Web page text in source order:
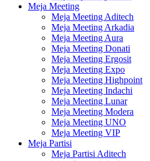
Meja Meeting
Meja Meeting Aditech
Meja Meeting Arkadia
Meja Meeting Aura
Meja Meeting Donati
Meja Meeting Ergosit
Meja Meeting Expo
Meja Meeting Highpoint
Meja Meeting Indachi
Meja Meeting Lunar
Meja Meeting Modera
Meja Meeting UNO
Meja Meeting VIP
Meja Partisi
Meja Partisi Aditech